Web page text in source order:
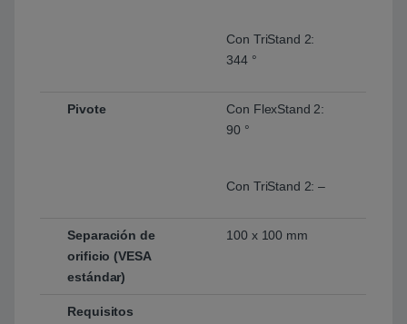
Con TriStand 2:
344 °
Pivote
Con FlexStand 2:
90 °
Con TriStand 2: –
Separación de
orificio (VESA
estándar)
100 x 100 mm
Requisitos